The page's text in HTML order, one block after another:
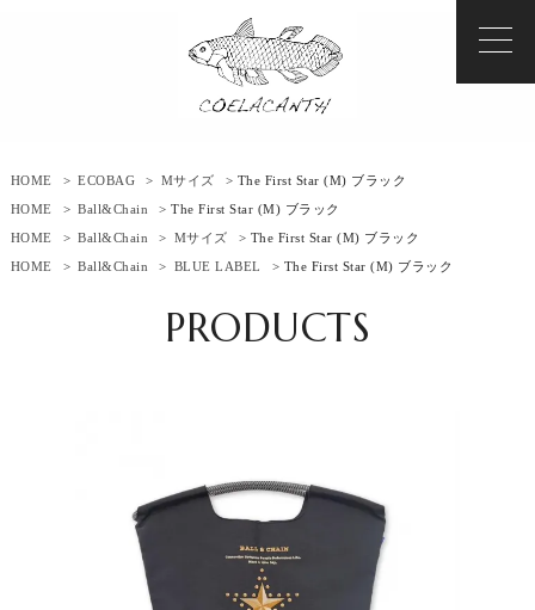
HOME > ECOBAG > Mサイズ
> The First Star (M) ブラック
HOME
> Ball&Chain
> The First Star (M) ブラック
HOME
> Ball&Chain > Mサイズ
> The First Star (M) ブラック
HOME
> Ball&Chain > BLUE LABEL > The First Star (M) ブラック
PRODUCTS